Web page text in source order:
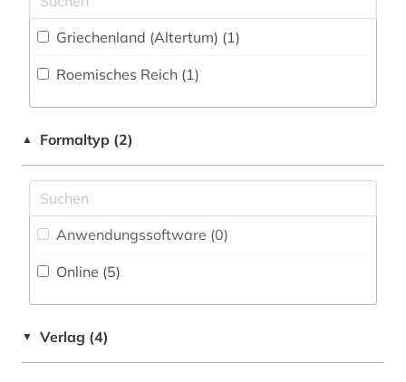
Griechenland (Altertum) (1)
Roemisches Reich (1)
▲ Formaltyp (2)
Anwendungssoftware (0)
Online (5)
▼ Verlag (4)